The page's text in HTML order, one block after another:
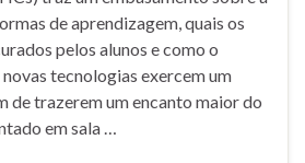
de aprendizagem, quais os
pelos alunos e como o
tecnologias exercem um
de trazerem um encanto maior do
em sala …